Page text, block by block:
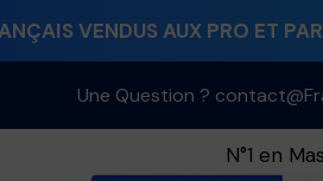
VENDUS AUX PRO ET
Une Question ?
N°1 en